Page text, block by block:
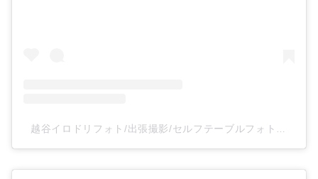
越谷イロドリフォト/出張撮影/セルフテーブルフォトスタジオ(@irodoriphoto_koshigaya)がシェアした投稿